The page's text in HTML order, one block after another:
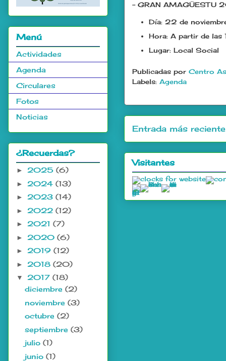
- GRAN AMAGÜESTU
Día: 22 de
Hora: A partir de
Lugar: Local Social
Publicadas por Centro
Labels: Agenda
Entrada más reciente
Visitantes
Menú
Actividades
Agenda
Circulares
Fotos
Noticias
¿Recuerdas?
► 2025 (6)
► 2024 (13)
► 2023 (14)
► 2022 (12)
► 2021 (7)
► 2020 (6)
► 2019 (12)
► 2018 (20)
▼ 2017 (18)
diciembre (2)
noviembre (3)
octubre (2)
septiembre (3)
julio (1)
junio (1)